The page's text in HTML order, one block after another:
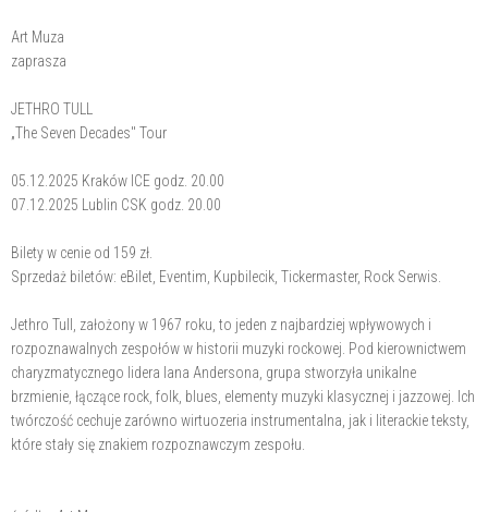
Art Muza
zaprasza
JETHRO TULL
„The Seven Decades" Tour
05.12.2025 Kraków ICE godz. 20.00
07.12.2025 Lublin CSK godz. 20.00
Bilety w cenie od 159 zł.
Sprzedaż biletów: eBilet, Eventim, Kupbilecik, Tickermaster, Rock Serwis.
Jethro Tull, założony w 1967 roku, to jeden z najbardziej wpływowych i
rozpoznawalnych zespołów w historii muzyki rockowej. Pod kierownictwem
charyzmatycznego lidera Iana Andersona, grupa stworzyła unikalne
brzmienie, łączące rock, folk, blues, elementy muzyki klasycznej i jazzowej. Ich
twórczość cechuje zarówno wirtuozeria instrumentalna, jak i literackie teksty,
które stały się znakiem rozpoznawczym zespołu.